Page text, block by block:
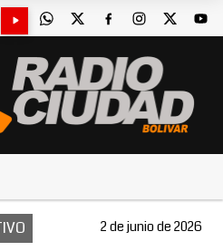
2 de junio de 2026